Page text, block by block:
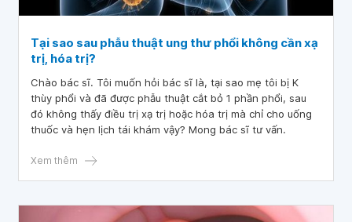
Tại sao sau phẫu thuật ung thư phổi không cần xạ
trị, hóa trị?
Chào bác sĩ. Tôi muốn hỏi bác sĩ là, tại sao mẹ tôi bị K
thùy phổi và đã được phẫu thuật cắt bỏ 1 phần phổi, sau
đó không thấy điều trị xạ trị hoặc hóa trị mà chỉ cho uống
thuốc và hẹn lịch tái khám vậy? Mong bác sĩ tư vấn.
Xem thêm